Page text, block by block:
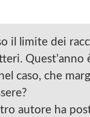
il limite dei
Quest’anno
caso, che
autore ha